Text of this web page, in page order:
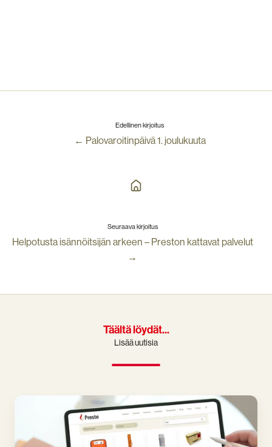
Edellinen kirjoitus
← Palovaroitinpäivä 1. joulukuuta
Seuraava kirjoitus
Helpotusta isännöitsijän arkeen – Preston kattavat palvelut
→
Täältä löydät...
Lisää uutisia
kunnostaa